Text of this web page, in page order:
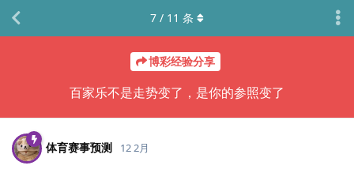
博彩经验分享
百家乐不是走势变了，是你的参照变了
7 / 11 条
体育赛事预测 12 2月